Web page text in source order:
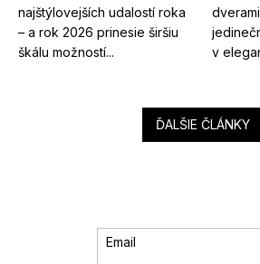
najštýlovejších udalostí roka
– a rok 2026 prinesie širšiu
škálu možností...
v
ĎALŠIE ČLÁNKY
Email